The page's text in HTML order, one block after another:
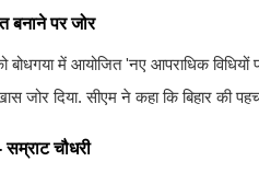
बनाने पर जोर
में आयोजित 'नए आपराधिक विधियों
जोर दिया. सीएम ने कहा कि बिहार की
सम्राट चौधरी